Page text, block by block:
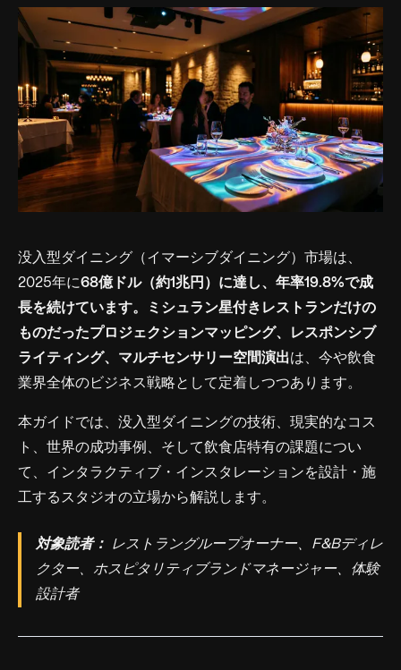
没入型ダイニング（イマーシブダイニング）市場は、
2025年に68億ドル（約1兆円） に達し、年率19.8%で成
長を続けています。ミシュラン星付きレストランだけの
ものだったプロジェクションマッピング、レスポンシブ
ライティング、マルチセンサリー空間演出は、今や飲食
業界全体のビジネス戦略として定着しつつあります。
本ガイドでは、没入型ダイニングの技術、現実的なコス
ト、世界の成功事例、そして飲食店特有の課題につい
て、インタラクティブ・インスタレーションを設計・施
工するスタジオの立場から解説します。
対象読者：
レストラングループオーナー、F&Bディレ
クター、ホスピタリティブランドマネージャー、体験
設計者